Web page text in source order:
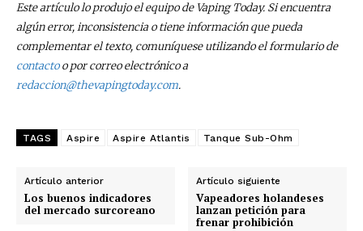
Este artículo lo produjo el equipo de Vaping Today. Si encuentra
algún error, inconsistencia o tiene información que pueda
complementar el texto, comuníquese utilizando el formulario de
contactoo por correo electrónico a
redaccion@thevapingtoday.com.
TAGS Aspire Aspire Atlantis Tanque Sub-Ohm
Artículo anterior
Los buenos indicadores
del mercado surcoreano
Artículo siguiente
Vapeadores holandeses
lanzan petición para
frenar prohibición